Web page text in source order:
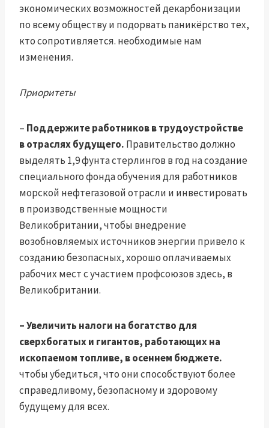
экономических возможностей декарбонизации
по всему обществу и подорвать паникёрство тех,
кто сопротивляется. необходимые нам
изменения.
Приоритеты
– Поддержите работников в трудоустройстве
в отраслях будущего. Правительство должно
выделять 1,9 фунта стерлингов в год на создание
специального фонда обучения для работников
морской нефтегазовой отрасли и инвестировать
в производственные мощности
Великобритании, чтобы внедрение
возобновляемых источников энергии привело к
созданию безопасных, хорошо оплачиваемых
рабочих мест с участием профсоюзов здесь, в
Великобритании.
– Увеличить налоги на богатство для
сверхбогатых и гигантов, работающих на
ископаемом топливе, в осеннем бюджете.
чтобы убедиться, что они способствуют более
справедливому, безопасному и здоровому
будущему для всех.